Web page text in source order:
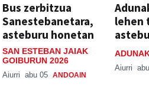
Bus zerbitzua
Sanestebanetara,
asteburu honetan
SAN ESTEBAN JAIAK
GOIBURUN 2026
Aiurri abu 05 ANDOAIN
lehen
Aiurri